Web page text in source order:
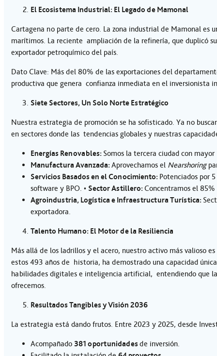
El Ecosistema Industrial: El Legado de Mamonal
Cartagena no parte de cero. La zona industrial de Mamonal
marítimos. La reciente ampliación de la refinería, que duplicó
exportador petroquímico del país.
Dato Clave: Más del 80% de las exportaciones del
productiva que genera confianza inmediata en el inversionista
Siete Sectores, Un Solo Norte Estratégico
Nuestra estrategia de promoción se ha sofisticado. Ya no
en sectores donde las tendencias globales y nuestras
Energías Renovables: Somos la tercera ciudad con
Manufactura Avanzada: Aprovechamos el Nearshoring
Servicios Basados en el Conocimiento: Potenciados por
software y BPO. • Sector Astillero: Concentramos el
Agroindustria, Logística e Infraestructura Turística:
exportadora.
Talento Humano: El Motor de la Resiliencia
Más allá de los ladrillos y el acero, nuestro activo más valioso
estos 493 años de historia, ha demostrado una capacidad
habilidades digitales e inteligencia artificial, entendiendo que
ofrecemos.
Resultados Tangibles y Visión 2036
La estrategia está dando frutos. Entre 2023 y 2025, desde
Acompañado 381 oportunidadesde inversión.